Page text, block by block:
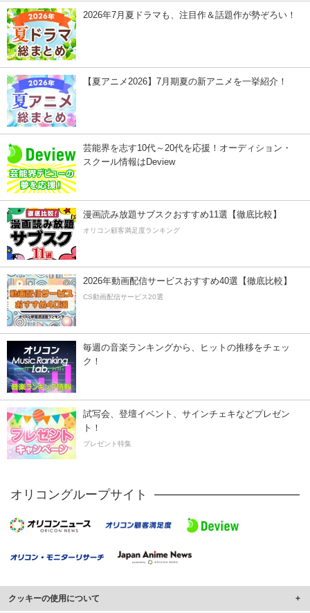
2026年7月夏ドラマも、注目作＆話題作が勢ぞろい！
【夏アニメ2026】7月期夏の新アニメを一挙紹介！
芸能界を志す10代～20代を応援！オーディション・
スクール情報はDeview
漫画読み放題サブスクおすすめ11選【徹底比較】
オリコン顧客満足度ランキング
2026年動画配信サービスおすすめ40選【徹底比較】
CS動画配信サービス20選
毎週の音楽ランキングから、ヒットの推移をチェッ
ク！
試写会、登壇イベント、サインチェキなどプレゼン
ト！
プレゼント特集
オリコングループサイト
クッキーの使用について